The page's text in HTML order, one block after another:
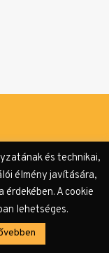
és technikai,
élmény javítására,
A cookie
lehetséges.